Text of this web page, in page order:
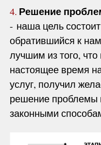
4. Решение
- наша цель
обратившийся к
лучшим из того, что
настоящее время
услуг, получил
решение
законными